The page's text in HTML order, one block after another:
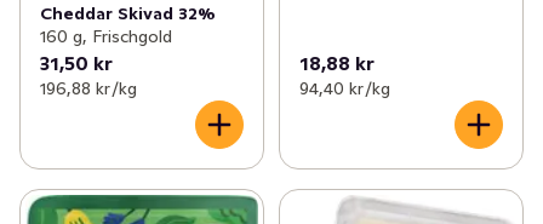
Cheddar Skivad 32%
160 g, Frischgold
31,50 kr
196,88 kr /kg
18,88 kr
94,40 kr /kg